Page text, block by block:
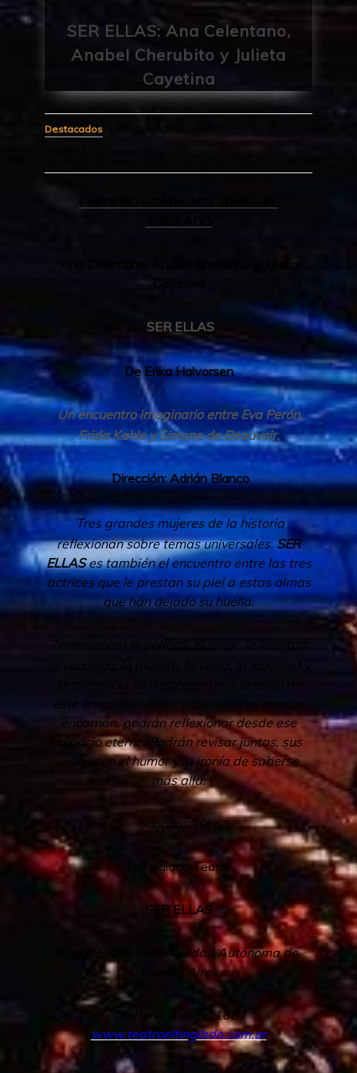
SER ELLAS: Ana Celentano,
Anabel Cherubito y Julieta
Cayetina
Destacados
Ana Celentano, Anabel Cherubito y Julieta
SER ELLAS
De Erika Halvorsen
Un encuentro imaginario entre Eva Perón,
Frida Kahlo y Simone de Beauvoir.
Dirección: Adrián Blanco
Tres grandes mujeres de la historia
reflexionan sobre temas universales. SER
ELLASes también el encuentro entre las tres
actrices que le prestan su piel a estas almas
que han dejado su huella.
Temas como la política, el amor, la libertad,
la vocación, la muerte, la vejez, la juventud y
este encuentro. Ellas, y las actrices que las
encarnan, podrán reflexionar desde ese
espacio eterno. Podrán revisar juntas, sus
vidas con el humor y la ironía de saberse
más allá.
Sábados 20hs
El Tinglado Teatro
SER ELLAS
Mario Bravo 948 – Ciudad Autónoma de
Buenos Aires
Teléfono: 4863-1188 /
www.teatroeltinglado.com.ar